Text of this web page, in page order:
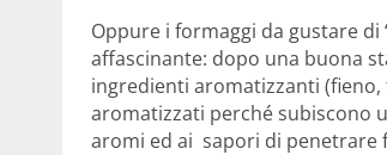
Oppure i formaggi da gustare di
affascinante: dopo una buona
ingredienti aromatizzanti
aromatizzati perché subiscono
aromi ed ai sapori di penetrare